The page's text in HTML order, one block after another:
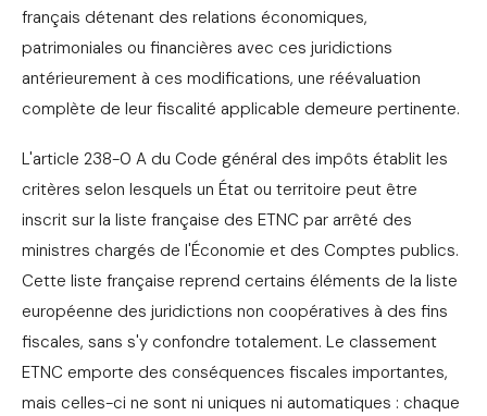
français détenant des relations économiques,
patrimoniales ou financières avec ces juridictions
antérieurement à ces modifications, une réévaluation
complète de leur fiscalité applicable demeure pertinente.
L'article 238-0 A du Code général des impôts établit les
critères selon lesquels un État ou territoire peut être
inscrit sur la liste française des ETNC par arrêté des
ministres chargés de l'Économie et des Comptes publics.
Cette liste française reprend certains éléments de la liste
européenne des juridictions non coopératives à des fins
fiscales, sans s'y confondre totalement. Le classement
ETNC emporte des conséquences fiscales importantes,
mais celles-ci ne sont ni uniques ni automatiques : chaque